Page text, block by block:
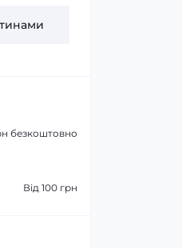
безкоштовно
Від 100 грн